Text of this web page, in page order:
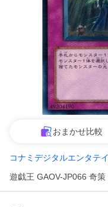
おまかせ比較
コナミデジタルエンタテ
遊戯王 GAOV-JP066 奇